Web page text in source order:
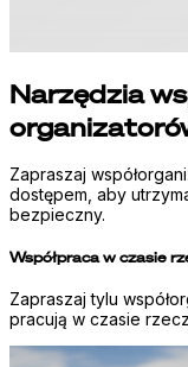
Narzędzia
Zapraszaj
dostępem, aby
bezpieczny.
Współpraca w czasie
Zapraszaj tylu
pracują w czasie